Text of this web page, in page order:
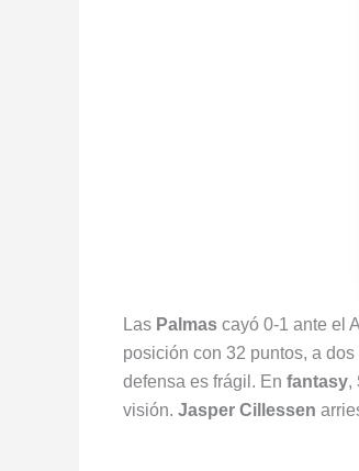
Las Palmas cayó 0-1 ante el
posición con 32 puntos, a
defensa es frágil. En fantasy,
visión. Jasper Cillessen